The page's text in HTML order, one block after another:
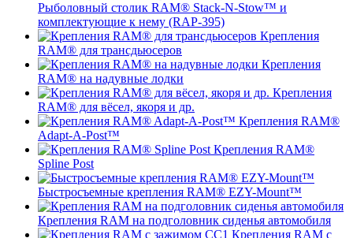
Рыболовный столик RAM® Stack-N-Stow™ и
комплектующие к нему (RAP-395)
Крепления
RAM® для трансдьюсеров
Крепления
RAM® на надувные лодки
Крепления
RAM® для вёсел, якоря и др.
Крепления RAM®
Adapt-A-Post™
Крепления RAM®
Spline Post
Быстросъемные крепления RAM® EZY-Mount™
Крепления RAM на подголовник сиденья автомобиля
Крепления RAM с